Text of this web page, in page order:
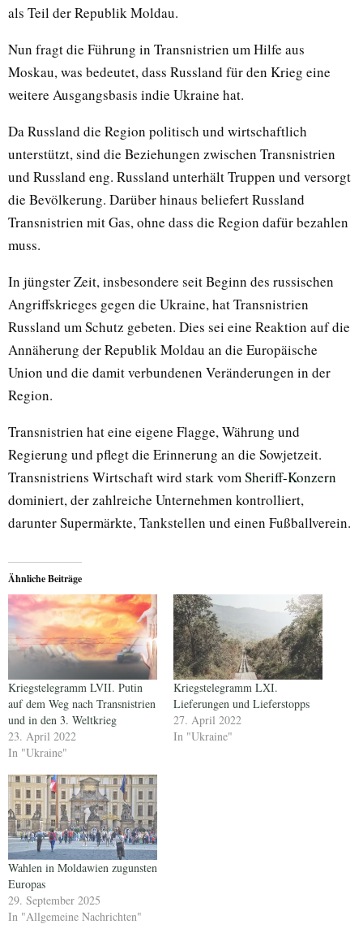
als Teil der Republik Moldau.
Nun fragt die Führung in Transnistrien um Hilfe aus
Moskau, was bedeutet, dass Russland für den Krieg eine
weitere Ausgangsbasis indie Ukraine hat.
Da Russland die Region politisch und wirtschaftlich
unterstützt, sind die Beziehungen zwischen Transnistrien
und Russland eng. Russland unterhält Truppen und versorgt
die Bevölkerung. Darüber hinaus beliefert Russland
Transnistrien mit Gas, ohne dass die Region dafür bezahlen
muss.
In jüngster Zeit, insbesondere seit Beginn des russischen
Angriffskrieges gegen die Ukraine, hat Transnistrien
Russland um Schutz gebeten. Dies sei eine Reaktion auf die
Annäherung der Republik Moldau an die Europäische
Union und die damit verbundenen Veränderungen in der
Region.
Transnistrien hat eine eigene Flagge, Währung und
Regierung und pflegt die Erinnerung an die Sowjetzeit.
Transnistriens Wirtschaft wird stark vomSheriff-Konzern
dominiert, der zahlreiche Unternehmen kontrolliert,
darunter Supermärkte, Tankstellen und einen Fußballverein.
Ähnliche Beiträge
Kriegstelegramm LVII. Putin
auf dem Weg nach Transnistrien
und in den 3. Weltkrieg
23. April 2022
In "Ukraine"
Kriegstelegramm LXI.
Lieferungen und Lieferstopps
27. April 2022
In "Ukraine"
Wahlen in Moldawien zugunsten
Europas
29. September 2025
In "Allgemeine Nachrichten"